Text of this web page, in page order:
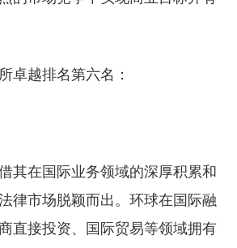
卓越排名第六名：
其在国际业务领域的深厚积累和
律市场脱颖而出。环球在国际融
直接投资、国际贸易等领域拥有